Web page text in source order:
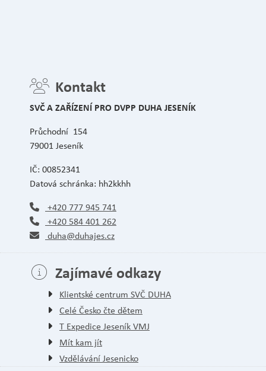
Kontakt
SVČ A ZAŘÍZENÍ PRO DVPP DUHA JESENÍK
Průchodní 154
79001 Jeseník
IČ: 00852341
Datová schránka: hh2kkhh
+420 777 945 741
+420 584 401 262
duha@duhajes.cz
Zajímavé odkazy
Klientské centrum SVČ DUHA
Celé Česko čte dětem
T Expedice Jeseník VMJ
Mít kam jít
Vzdělávání Jesenicko